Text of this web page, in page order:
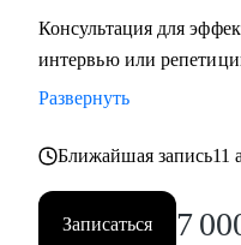
Консультация для
интервью или
Развернуть
Ближайшая запись11
Записаться 7